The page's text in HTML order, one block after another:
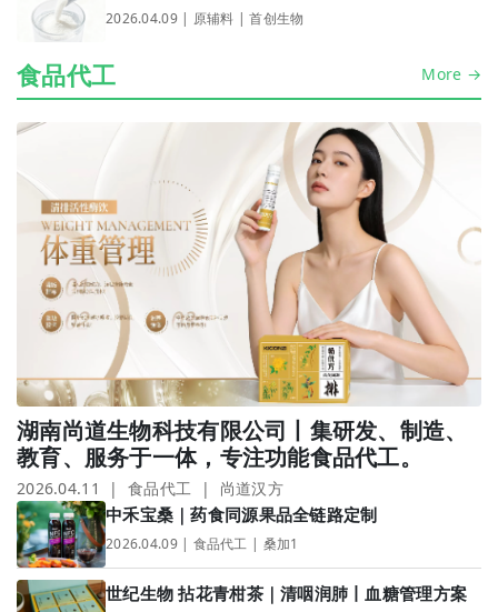
2026.04.09 | 原辅料 | 首创生物
食品代工 More →
湖南尚道生物科技有限公司丨集研发、制造、
教育、服务于一体，专注功能食品代工。
2026.04.11 | 食品代工 | 尚道汉方
中禾宝桑｜药食同源果品全链路定制
2026.04.09 | 食品代工 | 桑加1
世纪生物 拈花青柑茶｜清咽润肺丨血糖管理方案